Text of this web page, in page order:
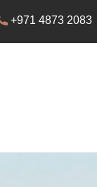
+971 4873 2083